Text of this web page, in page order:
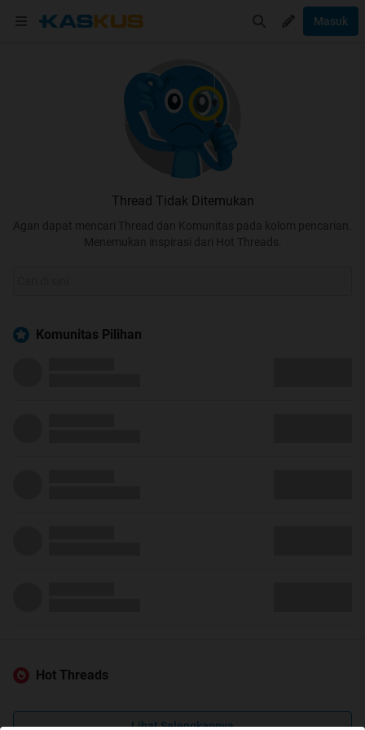
Masuk
Thread Tidak Ditemukan
Agan dapat mencari Thread dan Komunitas pada kolom pencarian.
Menemukan inspirasi dari Hot Threads.
Komunitas Pilihan
Hot Threads
Lihat Selengkapnya